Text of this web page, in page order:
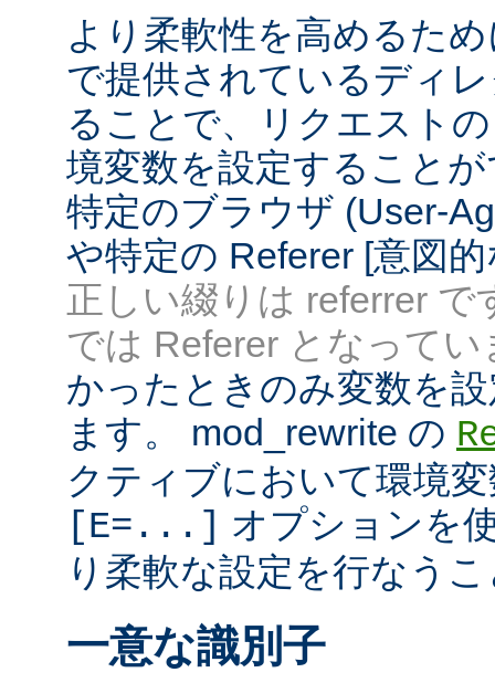
より柔軟性を高めるた
で提供されているディ
ることで、リクエスト
境変数を設定すること
特定のブラウザ (User-
や特定の Referer [意図
正しい綴りは referrer で
では Referer となってい
かったときのみ変数を
ます。 mod_rewrite の
クティブにおいて環境
[E=...] オプションを
り柔軟な設定を行なう
一意な識別子